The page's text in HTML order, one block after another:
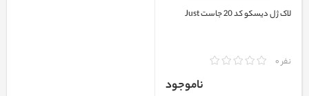
لاک ژل دیسکو کد 20 جاست Just
نفر 0
ناموجود